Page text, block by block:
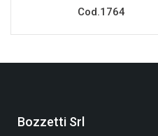
Cod.1764
Bozzetti Srl